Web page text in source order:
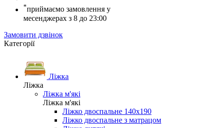
*приймаємо замовлення у
месенджерах з 8 до 23:00
Замовити дзвінок
Категорії
Ліжка
Ліжка
Ліжка м'які
Ліжка м'які
Ліжко двоспальне 140х190
Ліжко двоспальне з матрацом